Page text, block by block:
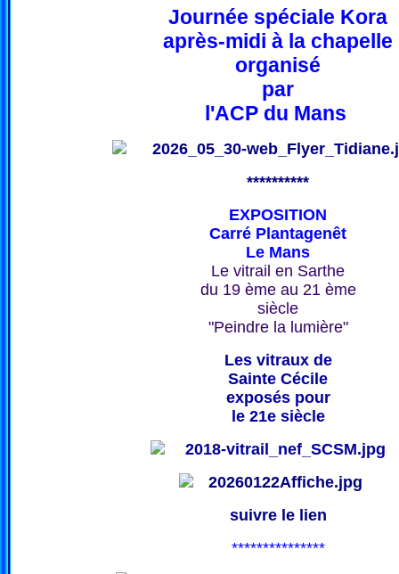
Journée spéciale Kora
après-midi à la chapelle
organisé
par
l'ACP du Mans
**********
EXPOSITION
Carré Plantagenêt
Le Mans
Le vitrail en Sarthe
du 19 ème au 21 ème
siècle
"Peindre la lumière"
Les vitraux de
Sainte Cécile
exposés pour
le 21e siècle
suivre le lien
***************